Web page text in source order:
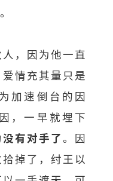
，因为他一直
情充其量只是
加速倒台的因
，一早就埋下
有对手了。因
掉了，纣王以